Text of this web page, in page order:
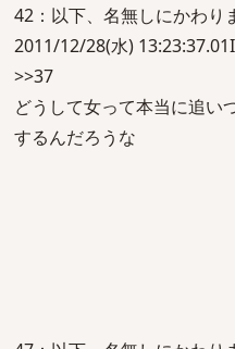
42：以下、名無しにかわり
2011/12/28(水)
>>37
どうして女って本当に追い
するんだろうな